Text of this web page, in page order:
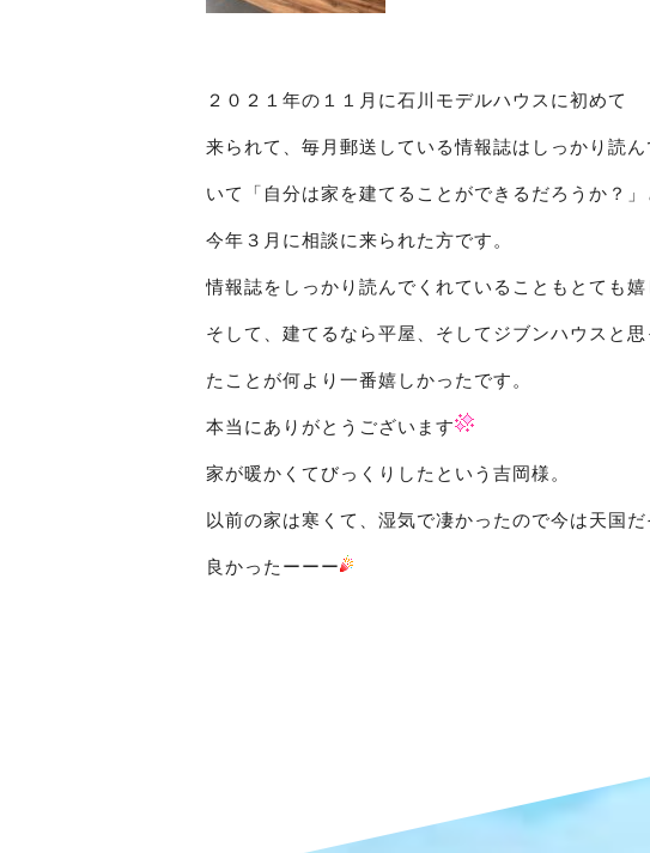
２０２１年の１１月に石川モデルハウスに初めて
来られて、毎月郵送している情報誌はしっかり読ん
いて「自分は家を建てることができるだろうか？」
今年３月に相談に来られた方です。
情報誌をしっかり読んでくれていることもとても嬉
そして、建てるなら平屋、そしてジブンハウスと思
たことが何より一番嬉しかったです。
本当にありがとうございます
家が暖かくてびっくりしたという吉岡様。
以前の家は寒くて、湿気で凄かったので今は天国だ
良かったーーー